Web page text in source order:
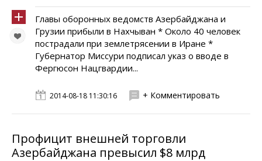
Главы оборонных ведомств Азербайджана и
Грузии прибыли в Нахчыван * Около 40 человек
пострадали при землетрясении в Иране *
Губернатор Миссури подписал указ о вводе в
Фергюсон Нацгвардии...
2014-08-18 11:30:16 + Комментировать
Профицит внешней торговли
Азербайджана превысил $8 млрд